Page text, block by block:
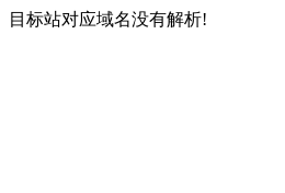
目标站对应域名没有解析!